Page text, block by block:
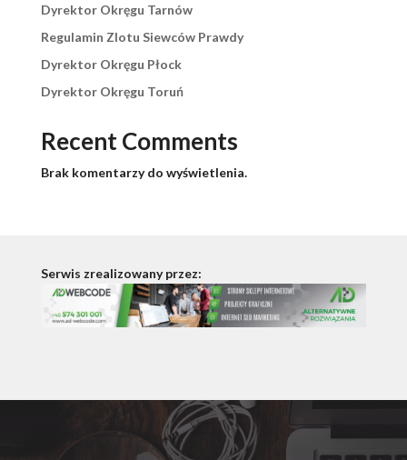
Dyrektor Okręgu Tarnów
Regulamin Zlotu Siewców Prawdy
Dyrektor Okręgu Płock
Dyrektor Okręgu Toruń
Recent Comments
Brak komentarzy do wyświetlenia.
Serwis zrealizowany przez: